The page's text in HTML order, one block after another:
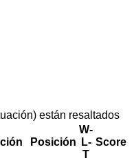
están resaltados
Posición
W-
L-
T
Score